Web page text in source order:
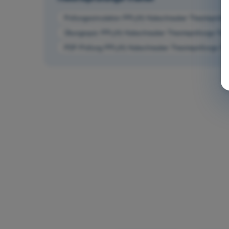
Prüfungssimulation PPL(H) Hubschrauber
Übungsquiz PPL(H) Hubschrauber Theorieprüfungs-
PDF-Prüfung PPL(H) Hubschrauber Theorieprüfungs-